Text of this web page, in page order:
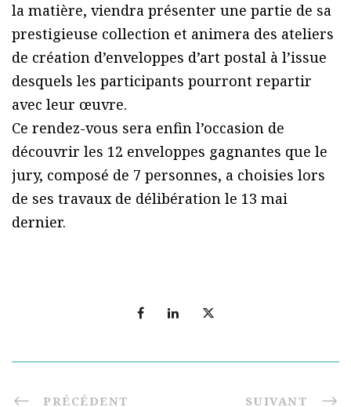
la matière, viendra présenter une partie de sa
prestigieuse collection et animera des ateliers
de création d’enveloppes d’art postal à l’issue
desquels les participants pourront repartir
avec leur œuvre.
Ce rendez-vous sera enfin l’occasion de
découvrir les 12 enveloppes gagnantes que le
jury, composé de 7 personnes, a choisies lors
de ses travaux de délibération le 13 mai
dernier.
PRÉCÉDENT SUIVANT